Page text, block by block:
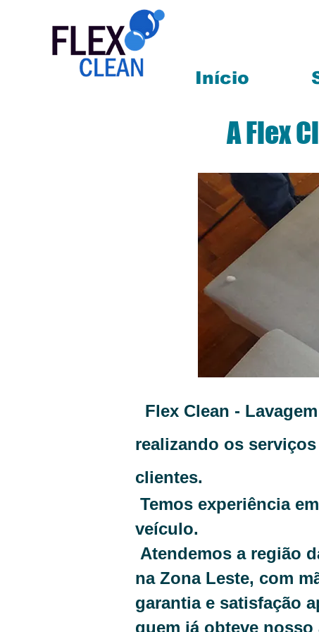
Início
A Flex
Flex Clean -
realizando os
clientes.
Temos experiência
veículo.
Atendemos a região
na Zona Leste, com
garantia e satisfação
quem já obteve nosso